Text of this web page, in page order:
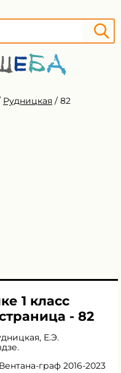
Рудницкая / 82
1 класс
- 82
, Е.Э.
.
Вентана-граф 2016-2023